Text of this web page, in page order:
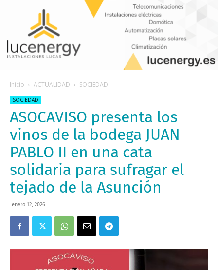
Inicio ACTUALIDAD SOCIEDAD
SOCIEDAD
ASOCAVISO presenta los
vinos de la bodega JUAN
PABLO II en una cata
solidaria para sufragar el
tejado de la Asunción
enero 12, 2026